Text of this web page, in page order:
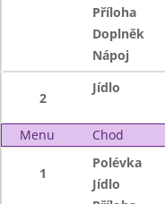
Příloha
Doplněk
Nápoj
2
Jídlo
Menu Chod
1
Polévka
Jídlo